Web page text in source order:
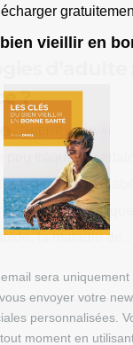
?
THIERRY DUVAL
peu fréquent,
telles que le
la fibrose
la maladie de…
vieillir en
sera
envoyer votre
personnalisées.
moment en